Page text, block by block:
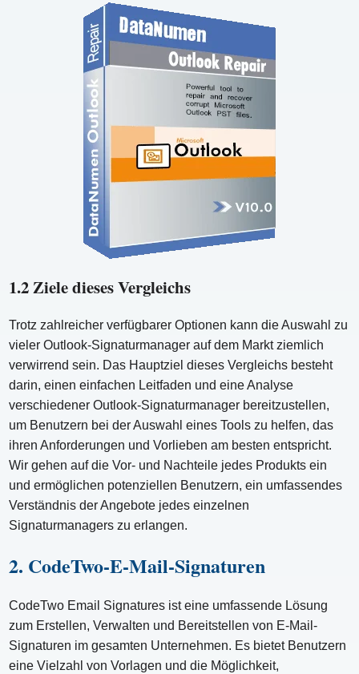
1.2 Ziele dieses Vergleichs
Trotz zahlreicher verfügbarer Optionen kann die Auswahl zu
vieler Outlook-Signaturmanager auf dem Markt ziemlich
verwirrend sein. Das Hauptziel dieses Vergleichs besteht
darin, einen einfachen Leitfaden und eine Analyse
verschiedener Outlook-Signaturmanager bereitzustellen,
um Benutzern bei der Auswahl eines Tools zu helfen, das
ihren Anforderungen und Vorlieben am besten entspricht.
Wir gehen auf die Vor- und Nachteile jedes Produkts ein
und ermöglichen potenziellen Benutzern, ein umfassendes
Verständnis der Angebote jedes einzelnen
Signaturmanagers zu erlangen.
2. CodeTwo-E-Mail-Signaturen
CodeTwo Email Signatures ist eine umfassende Lösung
zum Erstellen, Verwalten und Bereitstellen von E-Mail-
Signaturen im gesamten Unternehmen. Es bietet Benutzern
eine Vielzahl von Vorlagen und die Möglichkeit,